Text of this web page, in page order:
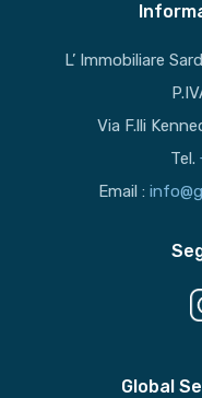
L’ Immobiliare
Via F.lli
Tel.
Email :
Global